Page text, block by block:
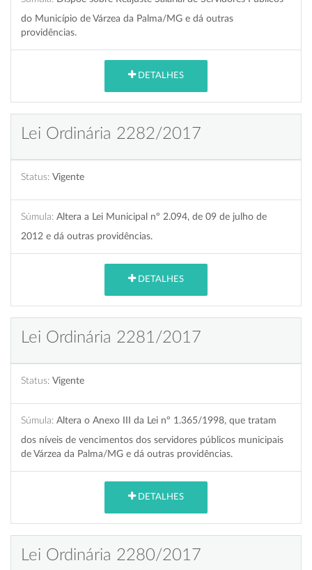
do Município de Várzea da Palma/MG e dá outras
providências.
DETALHES
Lei Ordinária 2282/2017
Status: Vigente
Súmula: Altera a Lei Municipal nº 2.094, de 09 de julho de
2012 e dá outras providências.
DETALHES
Lei Ordinária 2281/2017
Status: Vigente
Súmula: Altera o Anexo III da Lei nº 1.365/1998, que tratam
dos níveis de vencimentos dos servidores públicos municipais
de Várzea da Palma/MG e dá outras providências.
DETALHES
Lei Ordinária 2280/2017